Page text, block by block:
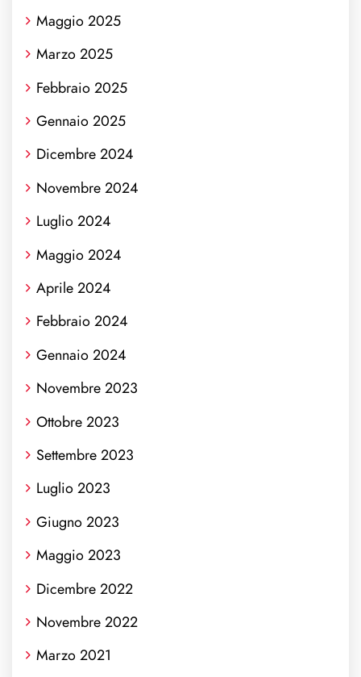
Maggio 2025
Marzo 2025
Febbraio 2025
Gennaio 2025
Dicembre 2024
Novembre 2024
Luglio 2024
Maggio 2024
Aprile 2024
Febbraio 2024
Gennaio 2024
Novembre 2023
Ottobre 2023
Settembre 2023
Luglio 2023
Giugno 2023
Maggio 2023
Dicembre 2022
Novembre 2022
Marzo 2021